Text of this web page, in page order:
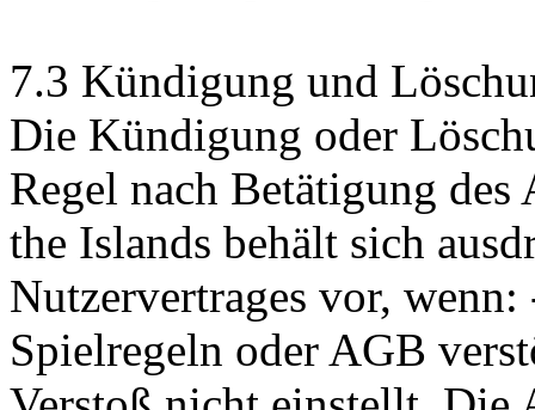
7.3 Kündigung und
Die Kündigung oder
Regel nach Betätigung
the Islands behält sich
Nutzervertrages vor,
Spielregeln oder AGB